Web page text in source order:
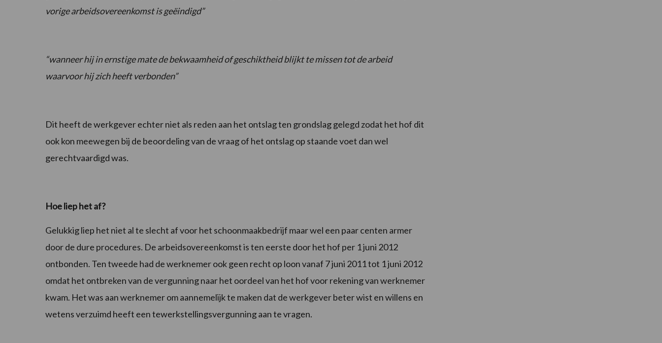
vorige arbeidsovereenkomst is geëindigd”
“wanneer hij in ernstige mate de bekwaamheid of geschiktheid blijkt te missen tot de arbeid
waarvoor hij zich heeft verbonden”
Dit heeft de werkgever echter niet als reden aan het ontslag ten grondslag gelegd zodat het hof dit
ook kon meewegen bij de beoordeling van de vraag of het ontslag op staande voet dan wel
gerechtvaardigd was.
Hoe liep het af?
Gelukkig liep het niet al te slecht af voor het schoonmaakbedrijf maar wel een paar centen armer
door de dure procedures. De arbeidsovereenkomst is ten eerste door het hof per 1 juni 2012
ontbonden. Ten tweede had de werknemer ook geen recht op loon vanaf 7 juni 2011 tot 1 juni 2012
omdat het ontbreken van de vergunning naar het oordeel van het hof voor rekening van werknemer
kwam. Het was aan werknemer om aannemelijk te maken dat de werkgever beter wist en willens en
wetens verzuimd heeft een tewerkstellingsvergunning aan te vragen.